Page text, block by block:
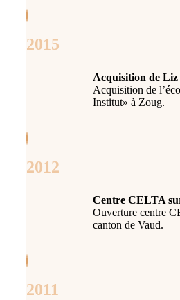
2015
Acquisition de
Acquisition de
Institut» à Zoug.
2012
Centre CELTA
Ouverture centre
canton de Vaud.
2011